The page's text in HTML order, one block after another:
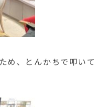
め、とんかちで叩いて